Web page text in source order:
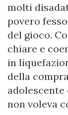
molti
povero
del gioco.
chiare e
in
della
adolescente
non voleva